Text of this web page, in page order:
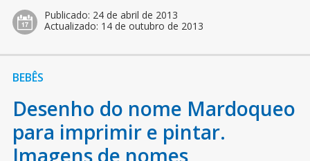
Publicado: 24 de abril de 2013
Actualizado: 14 de outubro de 2013
BEBÊS
Desenho do nome Mardoqueo
para imprimir e pintar.
Imagens de nomes